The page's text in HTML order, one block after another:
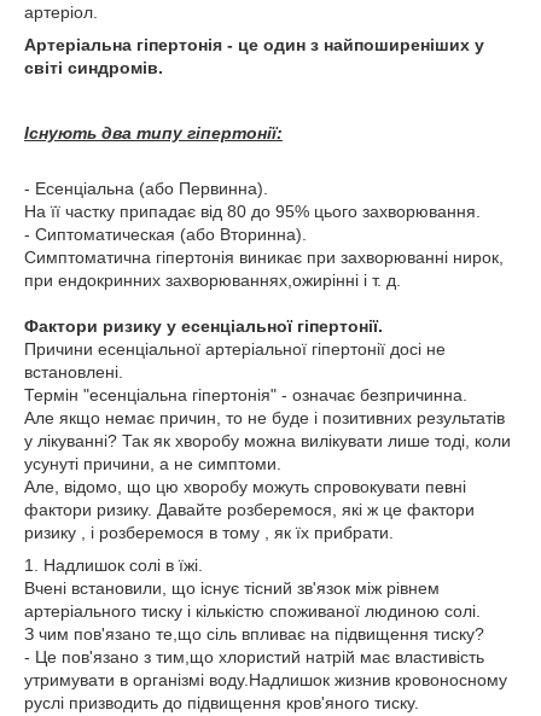
артеріол.
Артеріальна гіпертонія - це один з найпоширеніших у
світі синдромів.
Існують два типу гіпертонії:
- Есенціальна (або Первинна).
На її частку припадає від 80 до 95% цього захворювання.
- Сиптоматическая (або Вторинна).
Симптоматична гіпертонія виникає при захворюванні нирок,
при ендокринних захворюваннях,ожирінні і т. д.
Фактори ризику у есенціальної гіпертонії.
Причини есенціальної артеріальної гіпертонії досі не
встановлені.
Термін "есенціальна гіпертонія" - означає безпричинна.
Але якщо немає причин, то не буде і позитивних результатів
у лікуванні? Так як хворобу можна вилікувати лише тоді, коли
усунуті причини, а не симптоми.
Але, відомо, що цю хворобу можуть спровокувати певні
фактори ризику. Давайте розберемося, які ж це фактори
ризику , і розберемося в тому , як їх прибрати.
1. Надлишок солі в їжі.
Вчені встановили, що існує тісний зв'язок між рівнем
артеріального тиску і кількістю споживаної людиною солі.
З чим пов'язано те,що сіль впливає на підвищення тиску?
- Це пов'язано з тим,що хлористий натрій має властивість
утримувати в організмі воду.Надлишок жизнив кровоносному
руслі призводить до підвищення кров'яного тиску.